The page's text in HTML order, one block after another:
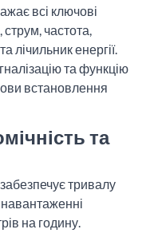
всі ключові
струм, частота,
лічильник енергії.
та функцію
встановлення
та
тривалу
на годину.